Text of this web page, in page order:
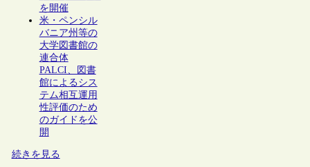
を開催
米・ペンシル
バニア州等の
大学図書館の
連合体
PALCI、図書
館によるシス
テム相互運用
性評価のため
のガイドを公
開
続きを見る